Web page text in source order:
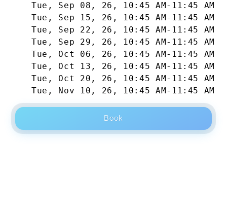
Tue, Sep 08, 26 , 10:45 AM - 11:45 AM
Tue, Sep 15, 26 , 10:45 AM - 11:45 AM
Tue, Sep 22, 26 , 10:45 AM - 11:45 AM
Tue, Sep 29, 26 , 10:45 AM - 11:45 AM
Tue, Oct 06, 26 , 10:45 AM - 11:45 AM
Tue, Oct 13, 26 , 10:45 AM - 11:45 AM
Tue, Oct 20, 26 , 10:45 AM - 11:45 AM
Tue, Nov 10, 26 , 10:45 AM - 11:45 AM
Book